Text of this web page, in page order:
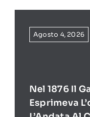
Agosto 4, 2026
Nel 1876 Il
Esprimeva